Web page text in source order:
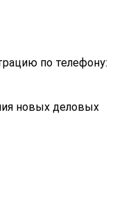
по телефону:
новых деловых